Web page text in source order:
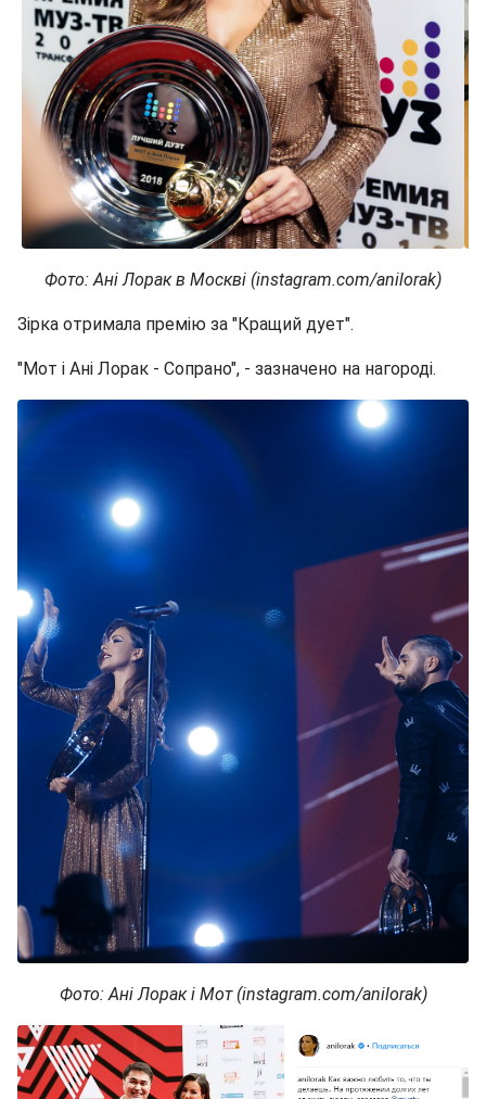
Фото: Ані Лорак в Москві (instagram.com/anilorak)
Зірка отримала премію за "Кращий дует".
"Мот і Ані Лорак - Сопрано", - зазначено на нагороді.
Фото: Ані Лорак і Мот (instagram.com/anilorak)